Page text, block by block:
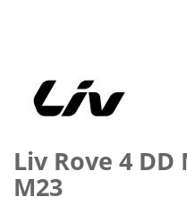
Liv Rove 4 DD
M23
začiatok
galérie